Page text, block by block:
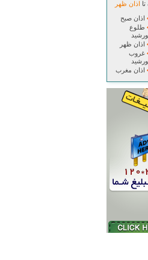
اذان ظهر
اذان صبح
طلوع
اذان ظهر
غروب
اذان مغرب